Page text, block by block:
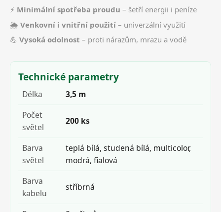
⚡ Minimální spotřeba proudu – šetří energii i peníze
🌦️ Venkovní i vnitřní použití – univerzální využití
💪 Vysoká odolnost – proti nárazům, mrazu a vodě
Technické parametry
Délka
3,5 m
Počet
světel
200 ks
Barva
světel
teplá bílá, studená bílá, multicolor,
modrá, fialová
Barva
kabelu
stříbrná